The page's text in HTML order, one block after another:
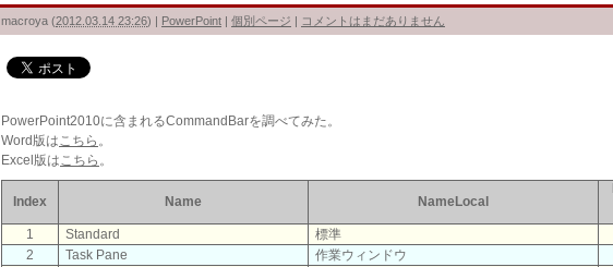
macroya (2012.03.14 23:26) | PowerPoint | 個別ページ | コメントはまだありません
PowerPoint2010に含まれるCommandBarを調べてみた。
Word版はこちら 。
Excel版はこちら 。
Index Name NameLocal
1
Standard
標準
2
Task Pane
作業ウィンドウ